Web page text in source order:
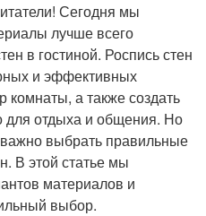
Сегодня мы
лучше всего
в гостиной. Роспись стен
и эффективных
комнаты, а также создать
для отдыха и общения. Но
выбрать правильные
В этой статье мы
материалов и
выбор.